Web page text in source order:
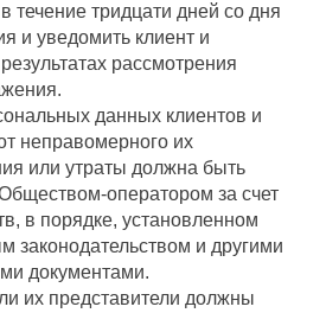
течение тридцати дней со дня
и уведомить клиент и
рассмотрения
данных клиентов и
неправомерного их
или утраты должна быть
оператором за счет
в порядке, установленном
законодательством и другими
документами.
их представители должны